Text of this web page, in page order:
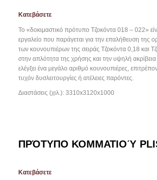
Κατεβάσετε
Το «δοκιμαστικό πρότυπο Τζοκόντα 018 – 022»
εργαλείο που παράγεται για την επαλήθευση της
των κουνουπιέρων της σειράς Τζοκόντα 0,18 και
στην απλότητα της χρήσης και την υψηλή ακρίβεια
ελέγξει ένα μεγάλο αριθμό κουνουπιέρες,
τυχόν δυσλειτουργίες ή ατέλειες παρόντες.
Διαστάσεις (χιλ.): 3310x3120x1000
ΠΡΌΤΥΠΟ ΚΟΜΜΑΤΙΟΎ
Κατεβάσετε